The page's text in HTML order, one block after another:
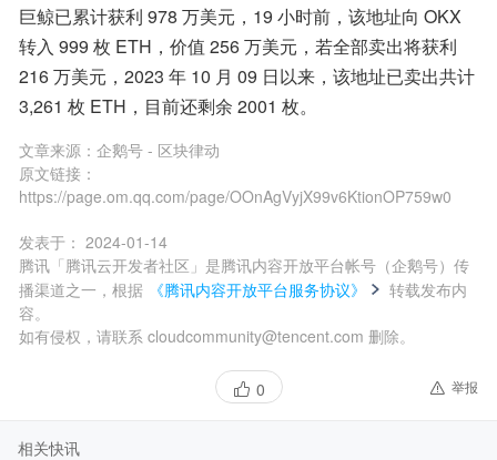
巨鲸已累计获利 978 万美元，19 小时前，该地址向 OKX
转入 999 枚 ETH，价值 256 万美元，若全部卖出将获利
216 万美元，2023 年 10 月 09 日以来，该地址已卖出共计
3,261 枚 ETH，目前还剩余 2001 枚。
文章来源： 企鹅号 - 区块律动
原文链接：
https://page.om.qq.com/page/OOnAgVyjX99v6KtionOP759w0
发表于： 2024-01-14
腾讯「腾讯云开发者社区」是腾讯内容开放平台帐号（企鹅号）传
播渠道之一，根据
《腾讯内容开放平台服务协议》
转载发布内
容。
如有侵权，请联系 cloudcommunity@tencent.com 删除。
0 举报
相关快讯